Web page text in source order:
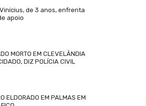
de 3 anos, enfrenta
apoio
MORTO EM CLEVELÂNDIA
DIZ POLÍCIA CIVIL
ELDORADO EM PALMAS EM